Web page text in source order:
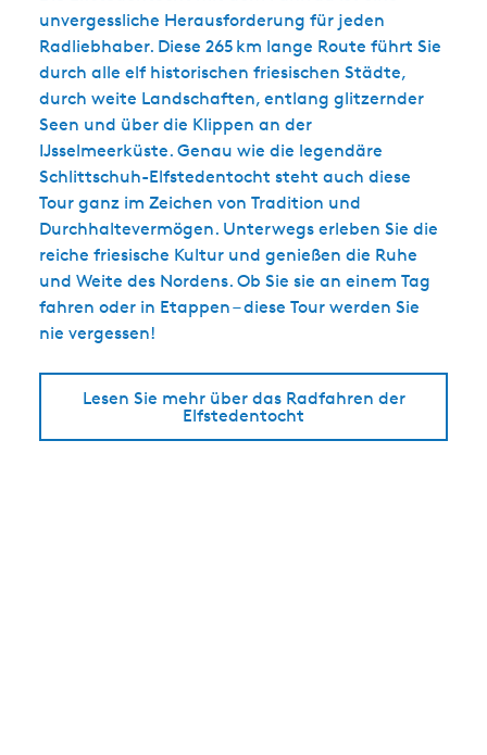
unvergessliche Herausforderung für jeden
Radliebhaber. Diese 265 km lange Route führt Sie
durch alle elf historischen friesischen Städte,
durch weite Landschaften, entlang glitzernder
Seen und über die Klippen an der
IJsselmeerküste. Genau wie die legendäre
Schlittschuh-Elfstedentocht steht auch diese
Tour ganz im Zeichen von Tradition und
Durchhaltevermögen. Unterwegs erleben Sie die
reiche friesische Kultur und genießen die Ruhe
und Weite des Nordens. Ob Sie sie an einem Tag
fahren oder in Etappen – diese Tour werden Sie
nie vergessen!
Lesen Sie mehr über das Radfahren der
Elfstedentocht